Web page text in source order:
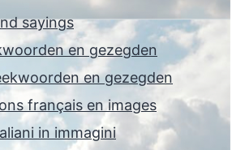
sayings
en gezegden
en gezegden
français en images
in immagini